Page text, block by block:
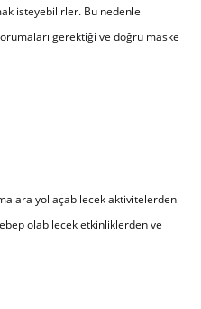
isteyebilirler. Bu nedenle
gerektiği ve doğru maske
yol açabilecek aktivitelerden
olabilecek etkinliklerden ve